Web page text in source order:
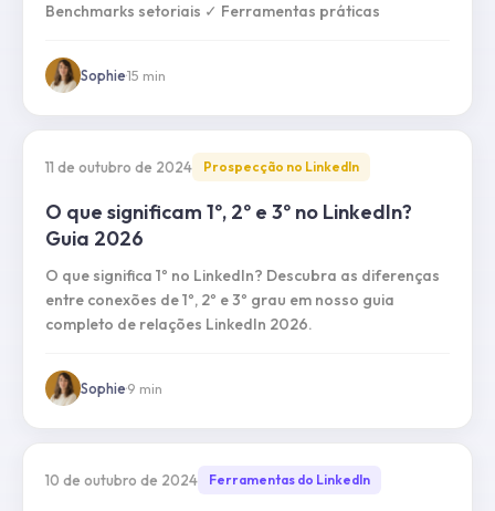
Benchmarks setoriais ✓ Ferramentas práticas
Sophie·15 min
11 de outubro de 2024 Prospecção no LinkedIn
O que significam 1º, 2º e 3º no LinkedIn?
Guia 2026
O que significa 1º no LinkedIn? Descubra as diferenças
entre conexões de 1º, 2º e 3º grau em nosso guia
completo de relações LinkedIn 2026.
Sophie·9 min
10 de outubro de 2024 Ferramentas do LinkedIn